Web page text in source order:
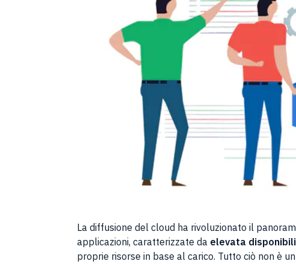
La diffusione del cloud ha rivoluzionato il
applicazioni, caratterizzate da elevata
proprie risorse in base al carico. Tutto ciò non è